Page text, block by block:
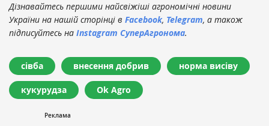
Дізнавайтесь першими найсвіжіші агрономічні новини
України на нашій сторінці в Facebook, Telegram, а також
підписуйтесь на Instagram СуперАгронома.
сівба внесення добрив норма висіву
кукурудза Ok Agro